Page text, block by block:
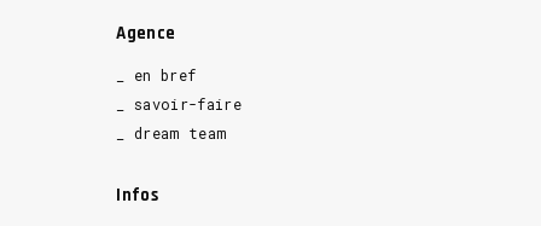
Agence
_ en bref
_ savoir-faire
_ dream team
Infos